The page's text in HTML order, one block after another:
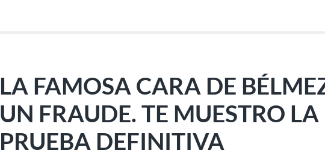
LA FAMOSA CARA DE
UN FRAUDE. TE MUESTRO LA
PRUEBA DEFINITIVA